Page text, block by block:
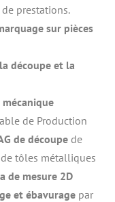
prestations.
sur pièces
découpe et la
de Production
de découpe de
de tôles métalliques
de mesure 2D
et ébavurage par